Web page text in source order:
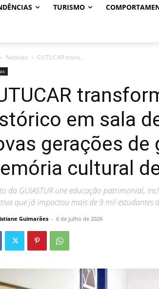
TURISMO
Noticias CUTUCAR trans...
em sala
gerações de
cultural
da GUIASTUR une educação patrimonial,
que já impactou mais de 9 mil estudantes
Guimarães - 6 de julho de 2026